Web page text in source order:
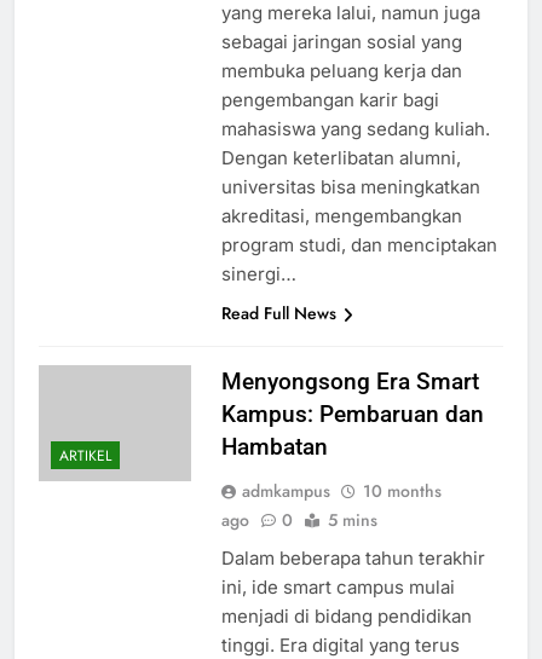
yang mereka lalui, namun juga
sebagai jaringan sosial yang
membuka peluang kerja dan
pengembangan karir bagi
mahasiswa yang sedang kuliah.
Dengan keterlibatan alumni,
universitas bisa meningkatkan
akreditasi, mengembangkan
program studi, dan menciptakan
sinergi…
Read Full News
ARTIKEL
Menyongsong Era Smart
Kampus: Pembaruan dan
Hambatan
admkampus
10 months
ago
0 5 mins
Dalam beberapa tahun terakhir
ini, ide smart campus mulai
menjadi di bidang pendidikan
tinggi. Era digital yang terus